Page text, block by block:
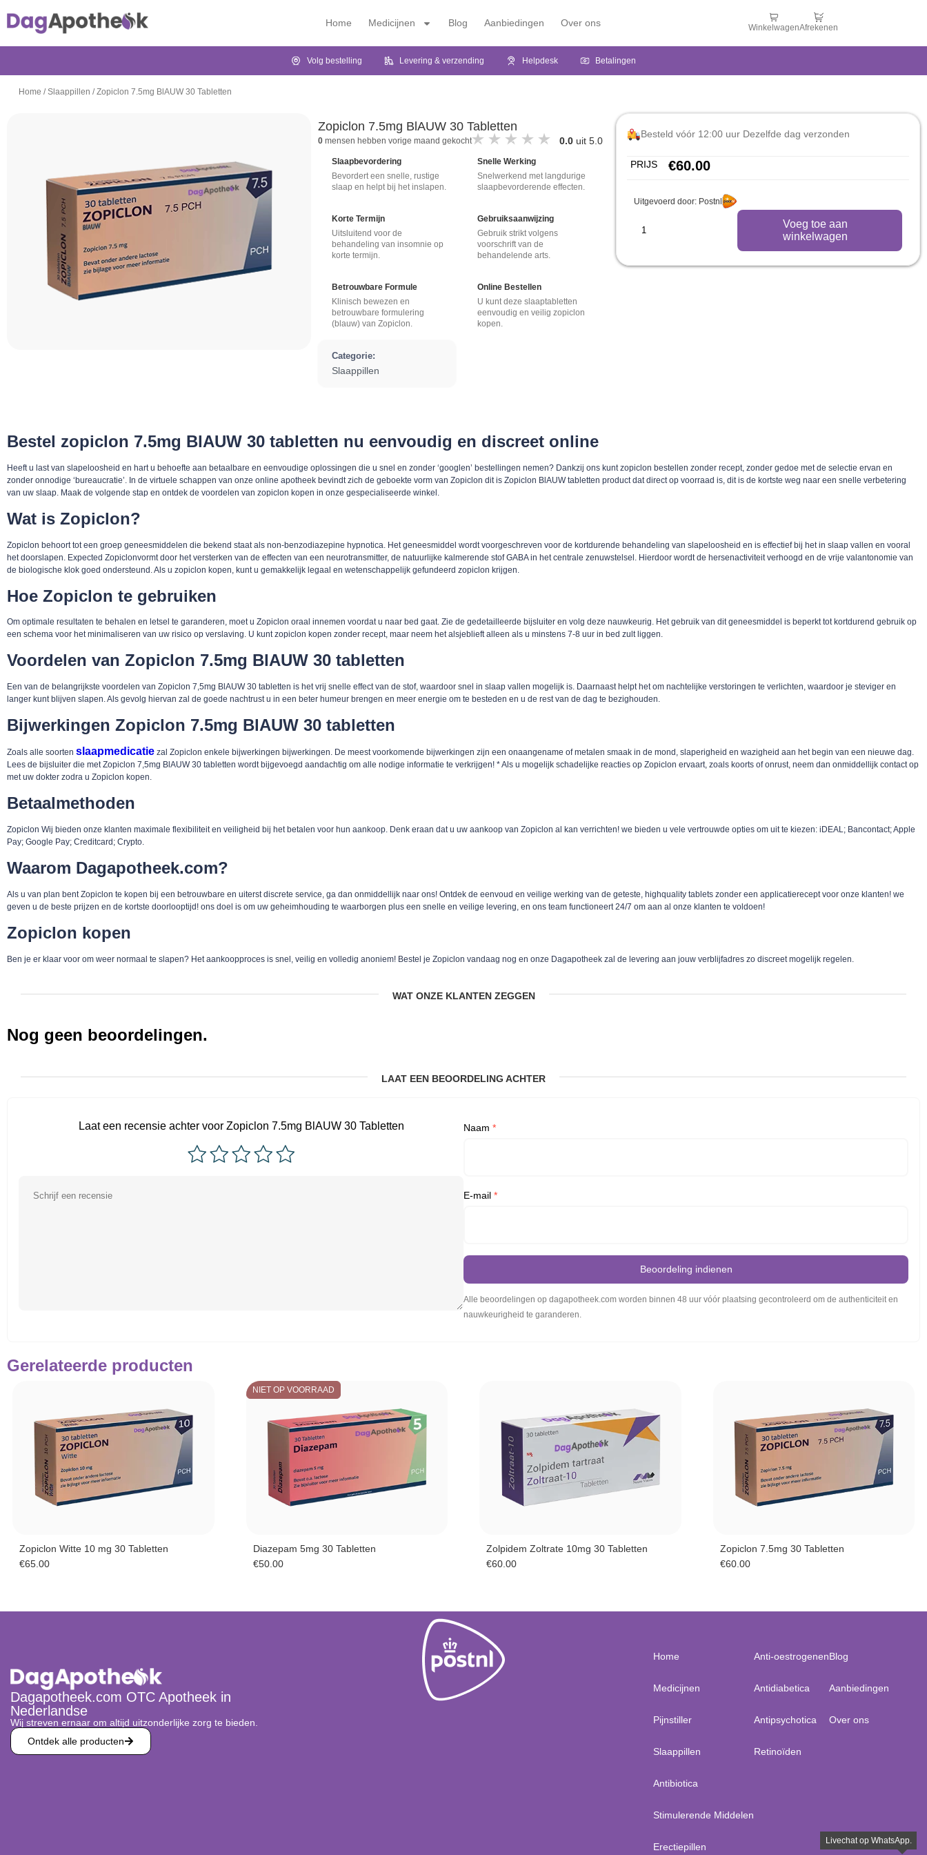
Home Medicijnen Blog Aanbiedingen Over ons WinkelwagenAfrekenen
Volg bestelling Levering & verzending Helpdesk Betalingen
Home /Slaappillen /Zopiclon 7.5mg BlAUW 30 Tabletten
Zopiclon 7.5mg BlAUW 30 Tabletten
0 mensen hebben vorige maand gekocht 0.0 uit 5.0
Slaapbevordering
Bevordert een snelle, rustige
slaap en helpt bij het inslapen.
Snelle Werking
Snelwerkend met langdurige
slaapbevorderende effecten.
Korte Termijn
Uitsluitend voor de
behandeling van insomnie op
korte termijn.
Gebruiksaanwijzing
Gebruik strikt volgens
voorschrift van de
behandelende arts.
Betrouwbare Formule
Klinisch bewezen en
betrouwbare formulering
(blauw) van Zopiclon.
Online Bestellen
U kunt deze slaaptabletten
eenvoudig en veilig zopiclon
kopen.
Categorie:
Slaappillen
Besteld vóór 12:00 uur Dezelfde dag verzonden
PRIJS €60.00
Uitgevoerd door: Postnl
Voeg toe aan
winkelwagen
Bestel zopiclon 7.5mg BlAUW 30 tabletten nu eenvoudig en discreet online
Heeft u last van slapeloosheid en hart u behoefte aan betaalbare en eenvoudige oplossingen die u snel en zonder ‘googlen’ bestellingen nemen? Dankzij ons kunt zopiclon bestellen zonder recept, zonder gedoe met de selectie ervan en
zonder onnodige ‘bureaucratie’. In de virtuele schappen van onze online apotheek bevindt zich de geboekte vorm van Zopiclon dit is Zopiclon BlAUW tabletten product dat direct op voorraad is, dit is de kortste weg naar een snelle verbetering
van uw slaap. Maak de volgende stap en ontdek de voordelen van zopiclon kopen in onze gespecialiseerde winkel.
Wat is Zopiclon?
Zopiclon behoort tot een groep geneesmiddelen die bekend staat als non-benzodiazepine hypnotica. Het geneesmiddel wordt voorgeschreven voor de kortdurende behandeling van slapeloosheid en is effectief bij het in slaap vallen en vooral
het doorslapen. Expected Zopiclonvormt door het versterken van de effecten van een neurotransmitter, de natuurlijke kalmerende stof GABA in het centrale zenuwstelsel. Hierdoor wordt de hersenactiviteit verhoogd en de vrije valantonomie van
de biologische klok goed ondersteund. Als u zopiclon kopen, kunt u gemakkelijk legaal en wetenschappelijk gefundeerd zopiclon krijgen.
Hoe Zopiclon te gebruiken
Om optimale resultaten te behalen en letsel te garanderen, moet u Zopiclon oraal innemen voordat u naar bed gaat. Zie de gedetailleerde bijsluiter en volg deze nauwkeurig. Het gebruik van dit geneesmiddel is beperkt tot kortdurend gebruik op
een schema voor het minimaliseren van uw risico op verslaving. U kunt zopiclon kopen zonder recept, maar neem het alsjeblieft alleen als u minstens 7-8 uur in bed zult liggen.
Voordelen van Zopiclon 7.5mg BlAUW 30 tabletten
Een van de belangrijkste voordelen van Zopiclon 7,5mg BlAUW 30 tabletten is het vrij snelle effect van de stof, waardoor snel in slaap vallen mogelijk is. Daarnaast helpt het om nachtelijke verstoringen te verlichten, waardoor je steviger en
langer kunt blijven slapen. Als gevolg hiervan zal de goede nachtrust u in een beter humeur brengen en meer energie om te besteden en u de rest van de dag te bezighouden.
Bijwerkingen Zopiclon 7.5mg BlAUW 30 tabletten
Zoals alle soorten slaapmedicatie zal Zopiclon enkele bijwerkingen bijwerkingen. De meest voorkomende bijwerkingen zijn een onaangename of metalen smaak in de mond, slaperigheid en wazigheid aan het begin van een nieuwe dag.
Lees de bijsluiter die met Zopiclon 7,5mg BlAUW 30 tabletten wordt bijgevoegd aandachtig om alle nodige informatie te verkrijgen! * Als u mogelijk schadelijke reacties op Zopiclon ervaart, zoals koorts of onrust, neem dan onmiddellijk contact op
met uw dokter zodra u Zopiclon kopen.
Betaalmethoden
Zopiclon Wij bieden onze klanten maximale flexibiliteit en veiligheid bij het betalen voor hun aankoop. Denk eraan dat u uw aankoop van Zopiclon al kan verrichten! we bieden u vele vertrouwde opties om uit te kiezen: iDEAL; Bancontact; Apple
Pay; Google Pay; Creditcard; Crypto.
Waarom Dagapotheek.com?
Als u van plan bent Zopiclon te kopen bij een betrouwbare en uiterst discrete service, ga dan onmiddellijk naar ons! Ontdek de eenvoud en veilige werking van de geteste, highquality tablets zonder een applicatierecept voor onze klanten! we
geven u de beste prijzen en de kortste doorlooptijd! ons doel is om uw geheimhouding te waarborgen plus een snelle en veilige levering, en ons team functioneert 24/7 om aan al onze klanten te voldoen!
Zopiclon kopen
Ben je er klaar voor om weer normaal te slapen? Het aankoopproces is snel, veilig en volledig anoniem! Bestel je Zopiclon vandaag nog en onze Dagapotheek zal de levering aan jouw verblijfadres zo discreet mogelijk regelen.
WAT ONZE KLANTEN ZEGGEN
Nog geen beoordelingen.
LAAT EEN BEOORDELING ACHTER
Laat een recensie achter voor Zopiclon 7.5mg BlAUW 30 Tabletten Naam *
E-mail *
Beoordeling indienen
Alle beoordelingen op dagapotheek.com worden binnen 48 uur vóór plaatsing gecontroleerd om de authenticiteit en
nauwkeurigheid te garanderen.
Gerelateerde producten
Zopiclon Witte 10 mg 30 Tabletten
€65.00
NIET OP VOORRAAD
Diazepam 5mg 30 Tabletten
€50.00
Zolpidem Zoltrate 10mg 30 Tabletten
€60.00
Zopiclon 7.5mg 30 Tabletten
€60.00
Dagapotheek.com OTC Apotheek in
Nederlandse
Wij streven ernaar om altijd uitzonderlijke zorg te bieden.
Ontdek alle producten
Home
Medicijnen
Pijnstiller
Slaappillen
Antibiotica
Stimulerende Middelen
Erectiepillen
Anti-oestrogenen
Antidiabetica
Antipsychotica
Retinoïden
Blog
Aanbiedingen
Over ons